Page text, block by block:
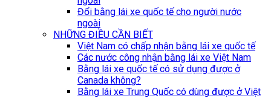
Đổi bằng lái xe quốc tế cho người nước
ngoài
NHỮNG ĐIỀU CẦN BIẾT
Việt Nam có chấp nhận bằng lái xe quốc tế
Các nước công nhận bằng lái xe Việt Nam
Bằng lái xe quốc tế có sử dụng được ở
Canada không?
Bằng lái xe Trung Quốc có dùng được ở Việt